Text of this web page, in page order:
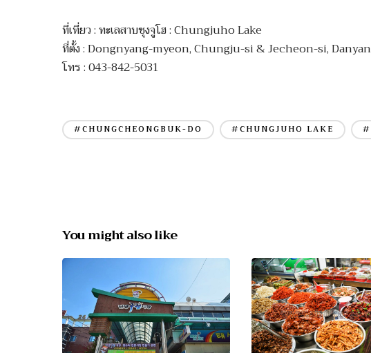
ที่เที่ยว : ทะเลสาบชุงจูโฮ : Chungjuho Lake
ที่ตั้ง : Dongnyang-myeon, Chungju-si & Jecheon-si,
โทร : 043-842-5031
#CHUNGCHEONGBUK-DO #CHUNGJUHO LAKE #
You might also like